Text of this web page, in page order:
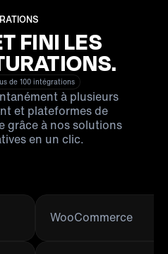
FINI LES
de 100 intégrations
à plusieurs
et plateformes de
grâce à nos solutions
en un clic.
WooCommerce